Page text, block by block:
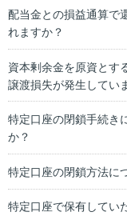
配当金との損益通算で
れますか？
資本剰余金を原資とす
譲渡損失が発生してい
特定口座の閉鎖手続き
か？
特定口座の閉鎖方法に
特定口座で保有してい